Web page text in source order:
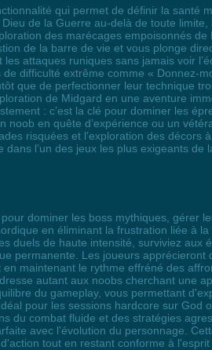
qui permet de définir la santé
de la Guerre au-delà de toute
des marécages empoisonnés
de la barre de vie et vous plonge
attaques runiques sans jamais voir
difficulté extrême comme « Donnez-
que de perfectionner leur technique
de Midgard en une aventure
: c’est la clé pour dominer les
en quête d’expérience ou un
risquées et l’exploration des décors
l’un des jeux les plus exigeants de
dominer les boss mythiques, gérer
en éliminant la frustration liée à
duels de haute intensité, surviviez aux
permanente. Les joueurs apprécieront
maintenant le rythme effréné des
autant aux noobs cherchant une
du gameplay, vous permettant
pour les sessions hardcore sur God
du combat fluide et des stratégies
avec l'évolution du personnage.
tout en restant conforme à l'esprit